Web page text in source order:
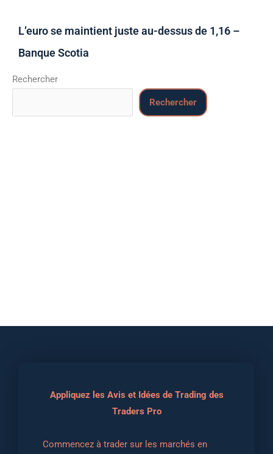
L’euro se maintient juste au-dessus de 1,16 –
Banque Scotia
Rechercher
Rechercher
Appliquez les Avis et Idées de Trading des
Traders Pro
Commencez à trader sur les marchés en